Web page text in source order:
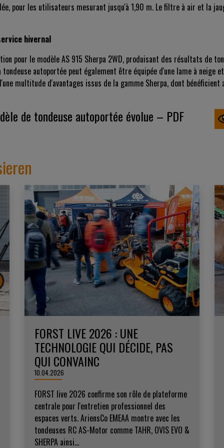
pour les utilisateurs mesurant jusqu'à 1,90 m. Le filtre à air et la
hivernal
pour le modèle AS 915 Sherpa 2WD, produisant des résultats de
autoportée peut également être équipée d'une lame à
multitude d'avantages issus de la gamme Sherpa, dont
de tondeuse autoportée évolue – PDF
FORST LIVE 2026 : UNE
TECHNOLOGIE QUI DÉCIDE, PAS
QUI CONVAINC
10.04.2026
FORST live 2026 confirme son rôle de plateforme
centrale pour l'entretien professionnel des
espaces verts. AriensCo EMEAA montre avec les
tondeuses RC AS-Motor comme TAHR, OVIS EVO &
SHERPA ainsi...